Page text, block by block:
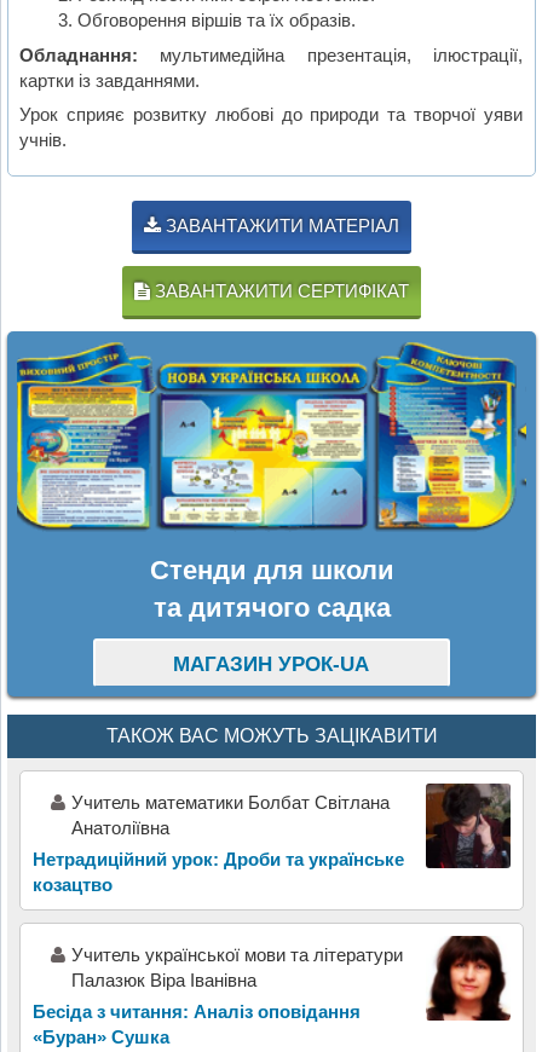
Обговорення віршів та їх образів.
Обладнання: мультимедійна презентація, ілюстрації,
картки із завданнями.
Урок сприяє розвитку любові до природи та творчої уяви
учнів.
ЗАВАНТАЖИТИ МАТЕРІАЛ
ЗАВАНТАЖИТИ СЕРТИФІКАТ
Стенди для школи
та дитячого садка
МАГАЗИН УРОК-UA
ТАКОЖ ВАС МОЖУТЬ ЗАЦІКАВИТИ
Учитель математики Болбат Світлана
Анатоліївна
Нетрадиційний урок: Дроби та українське
козацтво
Учитель української мови та літератури
Палазюк Віра Іванівна
Бесіда з читання: Аналіз оповідання
«Буран» Сушка